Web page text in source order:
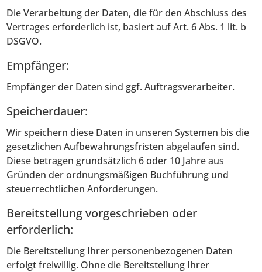
Die Verarbeitung der Daten, die für den Abschluss des
Vertrages erforderlich ist, basiert auf Art. 6 Abs. 1 lit. b
DSGVO.
Empfänger:
Empfänger der Daten sind ggf. Auftragsverarbeiter.
Speicherdauer:
Wir speichern diese Daten in unseren Systemen bis die
gesetzlichen Aufbewahrungsfristen abgelaufen sind.
Diese betragen grundsätzlich 6 oder 10 Jahre aus
Gründen der ordnungsmäßigen Buchführung und
steuerrechtlichen Anforderungen.
Bereitstellung vorgeschrieben oder
erforderlich:
Die Bereitstellung Ihrer personenbezogenen Daten
erfolgt freiwillig. Ohne die Bereitstellung Ihrer